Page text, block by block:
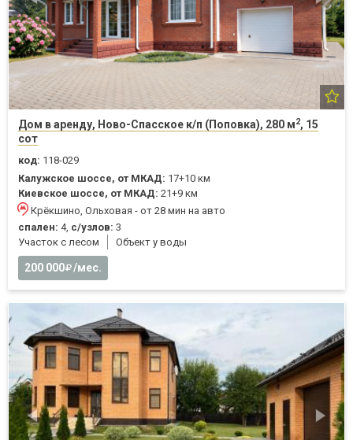
Дом в аренду, Ново-Спасское к/п (Поповка), 280 м2, 15
сот
код: 118-029
Калужское шоссе, от МКАД: 17+10 км
Киевское шоссе, от МКАД: 21+9 км
Крёкшино, Ольховая - от 28 мин на авто
спален: 4, с/узлов: 3
Участок с лесом
Объект у воды
200 000 /мес.